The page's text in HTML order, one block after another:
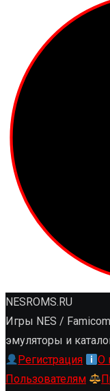
NESROMS.RU
Игры NES /
эмуляторы и
Регистрация
О
Пользователям